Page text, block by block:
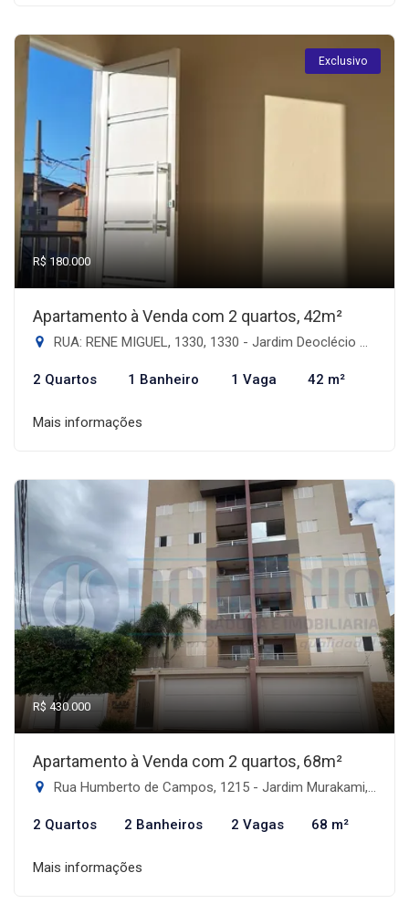
Exclusivo
R$ 180.000
Apartamento à Venda com 2 quartos, 42m²
RUA: RENE MIGUEL, 1330, 1330 - Jardim Deoclécio Artuzzi II, Dourados-MS
2 Quartos 1 Banheiro 1 Vaga 42 m²
Mais informações
R$ 430.000
Apartamento à Venda com 2 quartos, 68m²
Rua Humberto de Campos, 1215 - Jardim Murakami, Dourados-MS
2 Quartos 2 Banheiros 2 Vagas 68 m²
Mais informações